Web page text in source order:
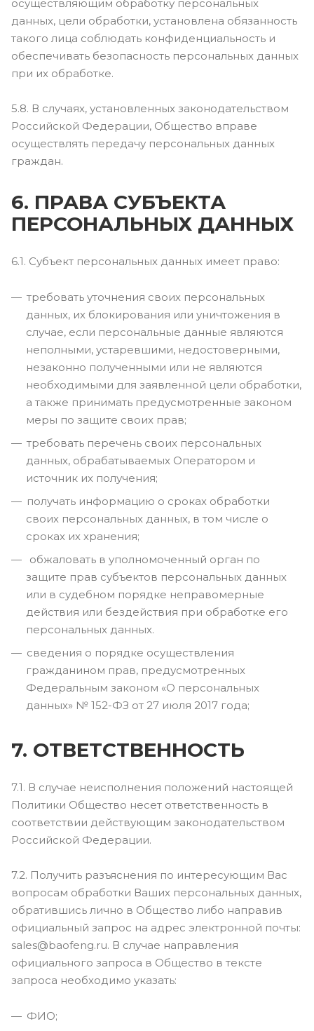
осуществляющим обработку персональных
данных, цели обработки, установлена обязанность
такого лица соблюдать конфиденциальность и
обеспечивать безопасность персональных данных
при их обработке.
5.8. В случаях, установленных законодательством
Российской Федерации, Общество вправе
осуществлять передачу персональных данных
граждан.
6. ПРАВА СУБЪЕКТА
ПЕРСОНАЛЬНЫХ ДАННЫХ
6.1. Субъект персональных данных имеет право:
требовать уточнения своих персональных
данных, их блокирования или уничтожения в
случае, если персональные данные являются
неполными, устаревшими, недостоверными,
незаконно полученными или не являются
необходимыми для заявленной цели обработки,
а также принимать предусмотренные законом
меры по защите своих прав;
требовать перечень своих персональных
данных, обрабатываемых Оператором и
источник их получения;
получать информацию о сроках обработки
своих персональных данных, в том числе о
сроках их хранения;
обжаловать в уполномоченный орган по
защите прав субъектов персональных данных
или в судебном порядке неправомерные
действия или бездействия при обработке его
персональных данных.
сведения о порядке осуществления
гражданином прав, предусмотренных
Федеральным законом «О персональных
данных» № 152-ФЗ от 27 июля 2017 года;
7. ОТВЕТСТВЕННОСТЬ
7.1. В случае неисполнения положений настоящей
Политики Общество несет ответственность в
соответствии действующим законодательством
Российской Федерации.
7.2. Получить разъяснения по интересующим Вас
вопросам обработки Ваших персональных данных,
обратившись лично в Общество либо направив
официальный запрос на адрес электронной почты:
sales@baofeng.ru. В случае направления
официального запроса в Общество в тексте
запроса необходимо указать:
ФИО;